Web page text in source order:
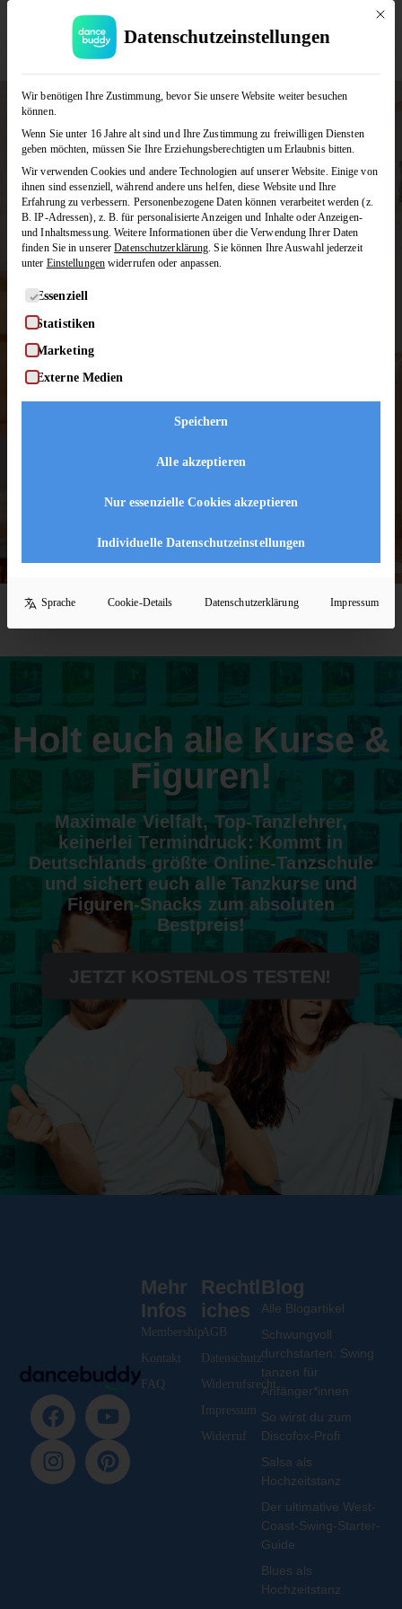
Alle Tanzkurse im
Überblick!
Wir haben für jeden Geschmack
und jedes Level den passenden
Tanzkurs. Auf dieser Seite findet
ihr alle Einzelkurse, Bundles und
[ivory-search id="5222" title="Default Search
Holt euch alle Kurse &
Figuren!
Maximale Vielfalt, Top-Tanzlehrer,
keinerlei Termindruck: Kommt in
Deutschlands größte Online-Tanzschule
und sichert euch alle Tanzkurse und
Figuren-Snacks zum absoluten
Bestpreis!
JETZT KOSTENLOS TESTEN!
Rechtl
iches
AGB
Datenschutz
Widerrufsrecht
Impressum
Widerruf
Mehr
Infos
Membership
Kontakt
FAQ
Blog
Alle Blogartikel
Schwungvoll
durchstarten: Swing
tanzen für
Anfänger*innen
So wirst du zum
Discofox-Profi
Salsa als
Hochzeitstanz
Der ultimative West-
Coast-Swing-Starter-
Guide
Blues als
Hochzeitstanz
Mit
Datenschutzeinstellungen
Wir benötigen Ihre Zustimmung, bevor Sie unsere Website weiter besuchen
können.
Wenn Sie unter 16 Jahre alt sind und Ihre Zustimmung zu freiwilligen Diensten
geben möchten, müssen Sie Ihre Erziehungsberechtigten um Erlaubnis bitten.
Wir verwenden Cookies und andere Technologien auf unserer Website. Einige von
ihnen sind essenziell, während andere uns helfen, diese Website und Ihre
Erfahrung zu verbessern. Personenbezogene Daten können verarbeitet werden (z.
B. IP-Adressen), z. B. für personalisierte Anzeigen und Inhalte oder Anzeigen-
und Inhaltsmessung. Weitere Informationen über die Verwendung Ihrer Daten
finden Sie in unsererDatenschutzerklärung. Sie können Ihre Auswahl jederzeit
unter Einstellungenwiderrufen oder anpassen.
Es folgt eine Liste der Service-Gruppen, für die eine
Essenziell
Statistiken
Marketing
Externe Medien
Speichern
Alle akzeptieren
Nur essenzielle Cookies akzeptieren
Individuelle Datenschutzeinstellungen
Sprache Cookie-Details Datenschutzerklärung Impressum